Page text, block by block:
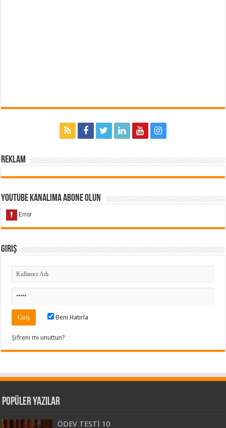
Reklam
Youtube Kanalıma Abone Olun
Giriş
Beni Hatırla
Şifreni mi unuttun?
Popüler Yazılar
ÖDEV TESTİ 10